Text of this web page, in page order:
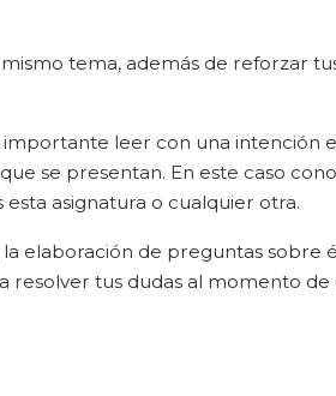
tema, además de reforzar
leer con una intención
se presentan. En este caso
asignatura o cualquier otra.
elaboración de preguntas sobre
resolver tus dudas al momento